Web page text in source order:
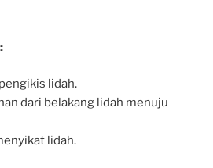
lidah.
dari belakang lidah menuju
lidah.